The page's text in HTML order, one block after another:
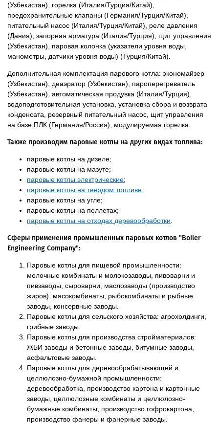
(Узбекистан), горелка (Италия/Турция/Китай),
предохранительные клапаны (Германия/Турция/Китай),
питательный насос (Италия/Турция/Китай), реле давления
(Дания), запорная арматура (Италия/Турция), щит управления
(Узбекистан), паровая колонка (указатели уровня воды,
манометры, датчики уровня воды) (Турция/Китай).
Дополнительная комплектация парового котла: экономайзер
(Узбекистан), деаэратор (Узбекистан), пароперегреватель
(Узбекистан), автоматическая продувка (Италия/Турция),
водоподготовительная установка, установка сбора и возврата
конденсата, резервный питательный насос, щит управления
на базе ПЛК (Германия/Россия), модулируемая горелка.
Также производим паровые котлы на других видах топлива:
паровые котлы на дизеле;
паровые котлы на мазуте;
паровые котлы электрические;
паровые котлы на твердом топливе;
паровые котлы на угле;
паровые котлы на пеллетах;
паровые котлы на отходах деревообработки
Сферы применения промышленных паровых котлов "Boiler
Engineering Company":
Паровые котлы для пищевой промышленности:
молочные комбинаты и молокозаводы, пивоварни и
пивзаводы, сыроварни, маслозаводы (производство
жиров), мясокомбинаты, рыбокомбинаты и рыбные
заводы, консервные заводы.
Паровые котлы для сельского хозяйства: агрохолдинги,
грибные заводы.
Паровые котлы для производства стройматериалов:
ЖБИ заводы и бетонные заводы, битумные заводы,
асфальтовые заводы.
Паровые котлы для деревообрабатывающей и
целлюлозно-бумажной промышленности:
деревообработка, производство картона и картонные
заводы, целлюлозные комбинаты и целлюлозно-
бумажные комбинаты, производство гофрокартона,
производство фанеры и фанерные заводы.